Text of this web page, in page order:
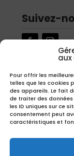
aux
Pour offrir les
telles que les cookies
des appareils. Le fait
de traiter des
les ID uniques sur ce
consentement peut
caractéristiques et
Suivez-
Inscrivez-vous à
exclusives.